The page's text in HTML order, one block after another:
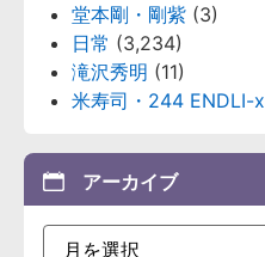
堂本剛・剛紫 (3)
日常 (3,234)
滝沢秀明 (11)
米寿司・244 ENDLI-x
アーカイブ